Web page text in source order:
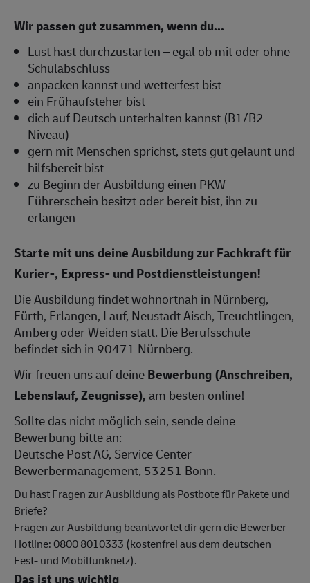
Wir passen gut zusammen, wenn du...
Lust hast durchzustarten – egal ob mit oder ohne
Schulabschluss
anpacken kannst und wetterfest bist
ein Frühaufsteher bist
dich auf Deutsch unterhalten kannst (B1/B2
Niveau)
gern mit Menschen sprichst, stets gut gelaunt und
hilfsbereit bist
zu Beginn der Ausbildung einen PKW-
Führerschein besitzt oder bereit bist, ihn zu
erlangen
Starte mit uns deine Ausbildung zur Fachkraft für
Kurier-, Express- und Postdienstleistungen!
Die Ausbildung findet wohnortnah in Nürnberg,
Fürth, Erlangen, Lauf, Neustadt Aisch, Treuchtlingen,
Amberg oder Weiden statt. Die Berufsschule
befindet sich in 90471 Nürnberg.
Wir freuen uns auf deineBewerbung (Anschreiben,
Lebenslauf, Zeugnisse),am besten online!
Sollte das nicht möglich sein, sende deine
Bewerbung bitte an:
Deutsche Post AG, Service Center
Bewerbermanagement, 53251 Bonn.
Du hast Fragen zur Ausbildung als Postbote für Pakete und
Briefe?
Fragen zur Ausbildung beantwortet dir gern die Bewerber-
Hotline: 0800 8010333 (kostenfrei aus dem deutschen
Fest- und Mobilfunknetz).
Das ist uns wichtig